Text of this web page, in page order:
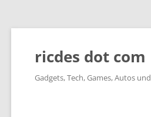
ricdes dot com
Gadgets, Tech, Games, Autos